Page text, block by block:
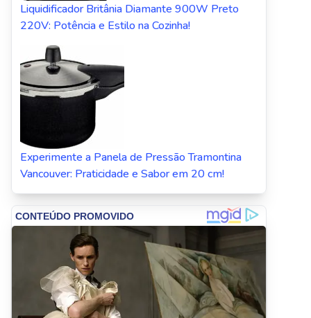
Liquidificador Britânia Diamante 900W Preto
220V: Potência e Estilo na Cozinha!
Experimente a Panela de Pressão Tramontina
Vancouver: Praticidade e Sabor em 20 cm!